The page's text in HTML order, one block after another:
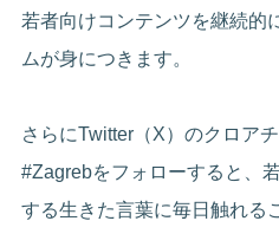
若者向けコンテンツを継続的
ムが身につきます。
さらにTwitter（X）のクロア
#Zagrebをフォローすると、
する生きた言葉に毎日触れる